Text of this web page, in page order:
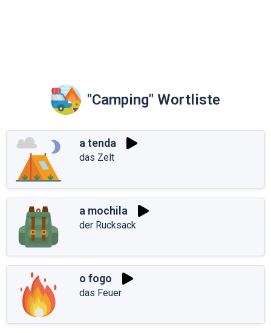
"Camping" Wortliste
a tenda
das Zelt
a mochila
der Rucksack
o fogo
das Feuer